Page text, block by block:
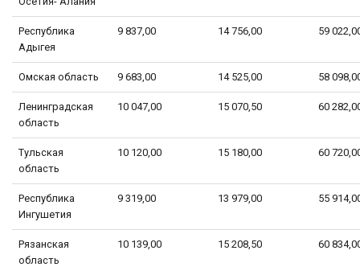
Республика
Адыгея
9 837,00 14 756,00 59
Омская область 9 683,00 14 525,00 58
Ленинградская
область
10 047,00 15 070,50 60
Тульская
область
10 120,00 15 180,00 60
Республика
Ингушетия
9 319,00 13 979,00 55
Рязанская
область
10 139,00 15 208,50 60